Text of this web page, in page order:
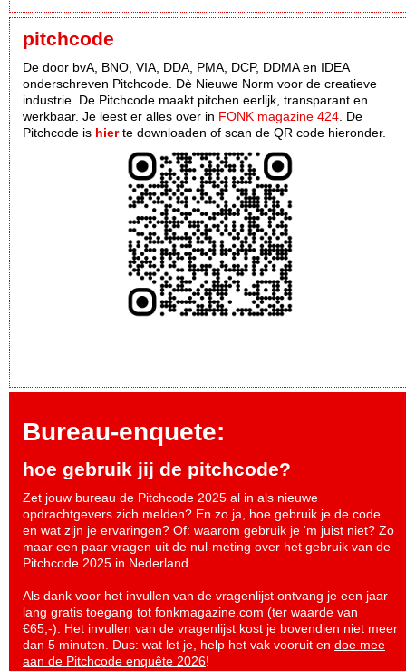
pitchcode
De door bvA, BNO, VIA, DDA, PMA, DCP, DDMA en IDEA
onderschreven Pitchcode. Dè Nieuwe Norm voor de creatieve
industrie. De Pitchcode maakt pitchen eerlijk, transparant en
werkbaar. Je leest er alles over in FONK magazine 424 . De
Pitchcode is hierte downloaden of scan de QR code hieronder.
Bureau-enquete:
hoe gebruik jij de pitchcode?
Zet jouw bureau de Pitchcode 2025 al in als nieuwe
opdrachtgevers zich melden? En zo ja, hoe gebruik je de code
en wat zijn je ervaringen? Of: waarom gebruik je ‘m juist niet? Zo
maar een paar vragen uit de nul-meting over het gebruik van de
Pitchcode 2025 in Nederland.
Als dank voor het invullen van de vragenlijst ontvang je een jaar
lang gratis toegang tot fonkmagazine.com (ter waarde van
€65,-). Het invullen van de vragenlijst kost je bovendien niet meer
dan 5 minuten. Dus: wat let je, help het vak vooruit en doe mee
aan de Pitchcode enquête 2026!